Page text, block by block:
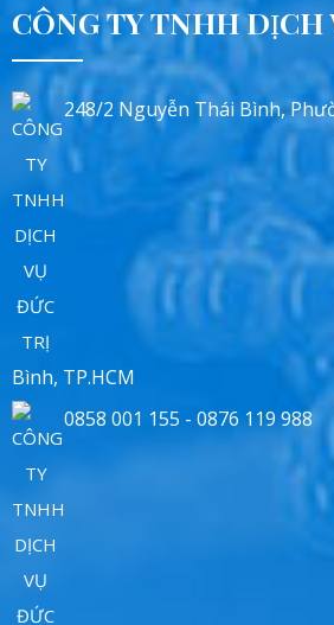
CÔNG TY TNHH
248/2 Nguyễn Thái Bình,
Bình, TP.HCM
0858 001 155 - 0876 119 988